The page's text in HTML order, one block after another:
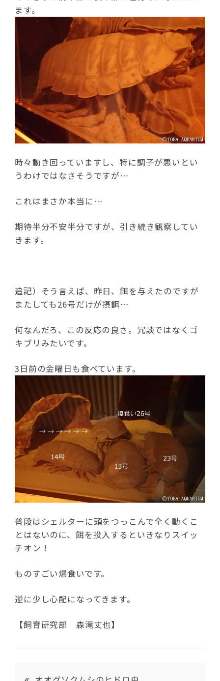
ます。
時々動き回っていますし、特に調子が悪いとい
うわけではなさそうですが…
これはまさか本当に…
期待半分不安半分ですが、引き続き観察してい
きます。
追記）そう言えば、昨日、餌を与えたのですが
またしても26号だけが摂餌…
何なんだろ、この反応の良さ。冗談ではなくゴ
キブリみたいです。
3日前の金曜日も食べています。
普段はシェルターに頭をつっこんで全く動くこ
とはないのに、餌を投入するといきなりスイッ
チオン！
ものすごい爆食いです。
逆に少し心配になってきます。
【飼育研究部 森滝丈也】